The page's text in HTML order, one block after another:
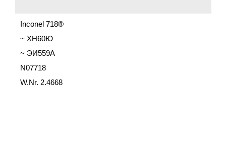
Inconel 718®
~ ХН60Ю
~ ЭИ559А
N07718
W.Nr. 2.4668